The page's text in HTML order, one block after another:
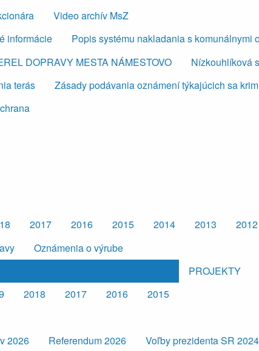
Video archív MsZ
informácie Popis systému nakladania s komunálnymi
DOPRAVY MESTA NÁMESTOVO
Nízkouhlíková
terás
Zásady podávania oznámení týkajúcich sa
2017 2016 2015 2014 2013 2012
Oznámenia o výrube
2018 2017 2016 2015
PROJEKTY
2026
Referendum 2026 Voľby prezidenta SR 2024